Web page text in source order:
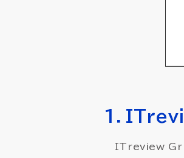
1．
ITreview Grid